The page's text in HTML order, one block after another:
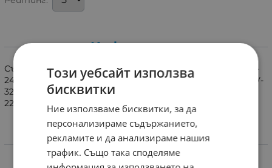
Информация
Съвместимо с телевизори VORTEX LEDV-19CN06,LEDV-
24CD06,LEDV-28CT800,LEDV-28CK600,LEDV-32CD3A,LEDV-
32C K600, LEDV32CK600,STAR LIGHT
22DM3000,24DM3000,28DM4000.
Характеристики
Този уебсайт използва
бисквитки
Ние използваме бисквитки, за да
персонализираме съдържанието,
рекламите и да анализираме нашия
трафик. Също така споделяме